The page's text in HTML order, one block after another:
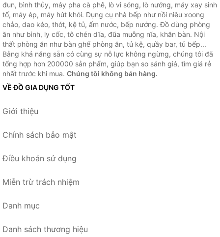
đun, bình thủy, máy pha cà phê, lò vi sóng, lò nướng, máy xay sinh
tố, máy ép, máy hút khói. Dụng cụ nhà bếp như nồi niêu xoong
chảo, dao kéo, thớt, kệ tủ, ấm nước, bếp nướng. Đồ dùng phòng
ăn như bình, ly cốc, tô chén dĩa, đũa muỗng nĩa, khăn bàn. Nội
thất phòng ăn như bàn ghế phòng ăn, tủ kệ, quầy bar, tủ bếp...
Bằng khả năng sẵn có cùng sự nỗ lực không ngừng, chúng tôi đã
tổng hợp hơn 200000 sản phẩm, giúp bạn so sánh giá, tìm giá rẻ
nhất trước khi mua. Chúng tôi không bán hàng.
VỀ ĐỒ GIA DỤNG TỐT
Giới thiệu
Chính sách bảo mật
Điều khoản sử dụng
Miễn trừ trách nhiệm
Danh mục
Danh sách thương hiệu